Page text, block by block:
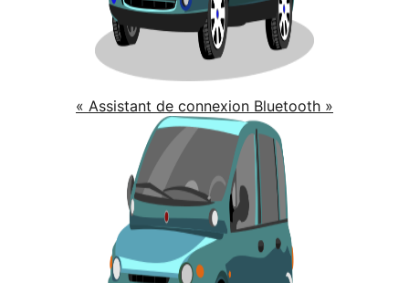
« Assistant de connexion Bluetooth »